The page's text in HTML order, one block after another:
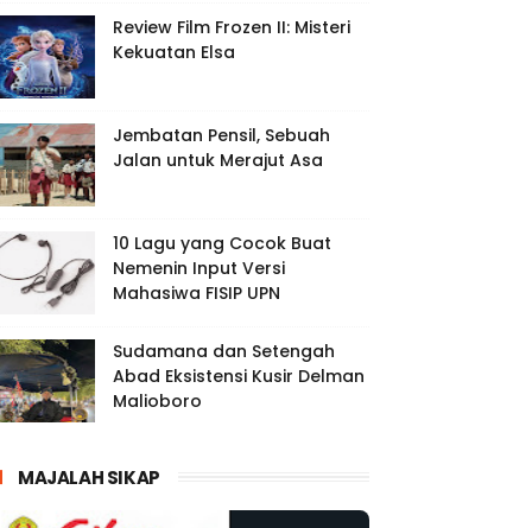
Review Film Frozen II: Misteri
Kekuatan Elsa
Jembatan Pensil, Sebuah
Jalan untuk Merajut Asa
10 Lagu yang Cocok Buat
Nemenin Input Versi
Mahasiwa FISIP UPN
Sudamana dan Setengah
Abad Eksistensi Kusir Delman
Malioboro
MAJALAH SIKAP